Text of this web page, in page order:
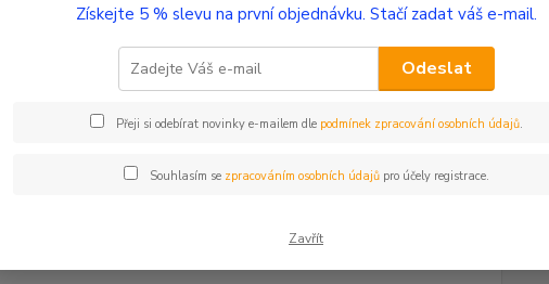
Získejte 5 % slevu na první objednávku. Stačí zadat váš e-mail.
Odeslat
Přeji si odebírat novinky e-mailem dle podmínek zpracování osobních údajů.
Souhlasím se zpracováním osobních údajůpro účely registrace.
Zavřít